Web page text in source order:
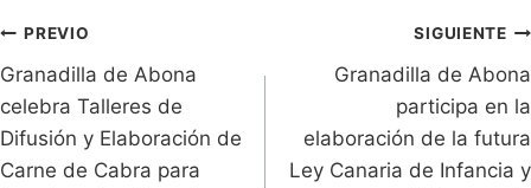
dl
y
k
p
Navegación
de
entradas
PREVIO
Granadilla de Abona
celebra Talleres de
Difusión y Elaboración de
Carne de Cabra para
SIGUIENTE
Granadilla de Abona
participa en la
elaboración de la futura
Ley Canaria de Infancia y